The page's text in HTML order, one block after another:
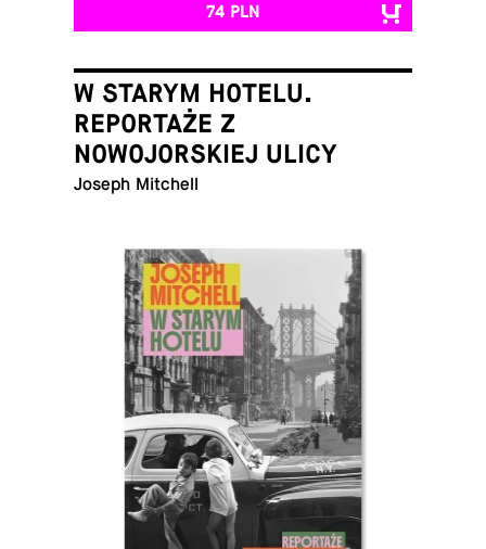
74 PLN
W STARYM HOTELU.
REPORTAŻE Z
NOWOJORSKIEJ ULICY
Joseph Mitchell